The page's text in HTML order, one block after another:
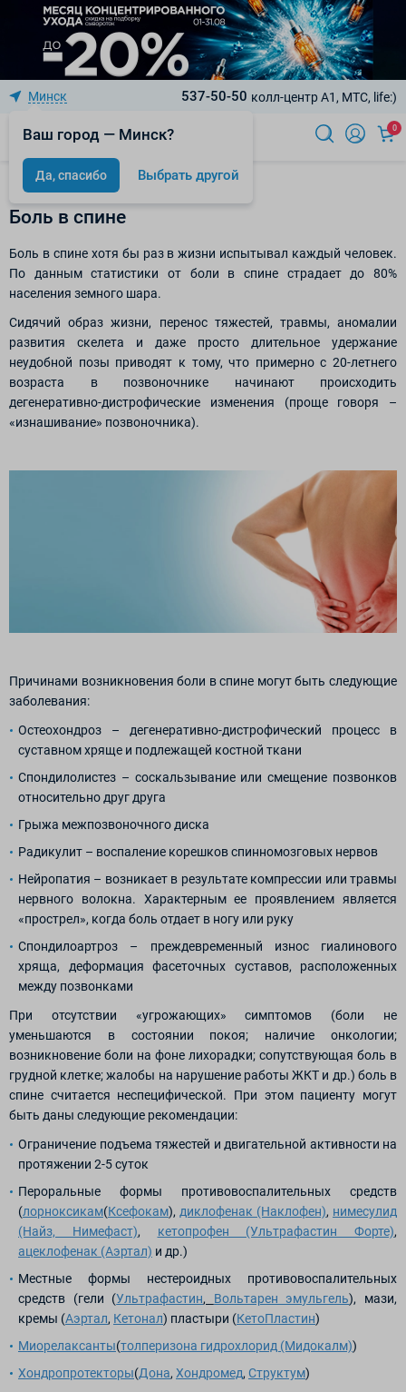
Минск
Ваш город — Минск?
Да, спасибо Выбрать другой
537-50-50 колл-центр A1, МТС, life:)
0
Статьи
Боль в спине
Боль в спине хотя бы раз в жизни испытывал каждый человек.
По данным статистики от боли в спине страдает до 80%
населения земного шара.
Сидячий образ жизни, перенос тяжестей, травмы, аномалии
развития скелета и даже просто длительное удержание
неудобной позы приводят к тому, что примерно с 20-летнего
возраста в позвоночнике начинают происходить
дегенеративно-дистрофические изменения (проще говоря –
«изнашивание» позвоночника).
Причинами возникновения боли в спине могут быть следующие
заболевания:
Остеохондроз – дегенеративно-дистрофический процесс в
суставном хряще и подлежащей костной ткани
Спондилолистез – соскальзывание или смещение позвонков
относительно друг друга
Грыжа межпозвоночного диска
Радикулит – воспаление корешков спинномозговых нервов
Нейропатия – возникает в результате компрессии или травмы
нервного волокна. Характерным ее проявлением является
«прострел», когда боль отдает в ногу или руку
Спондилоартроз – преждевременный износ гиалинового
хряща, деформация фасеточных суставов, расположенных
между позвонками
При отсутствии «угрожающих» симптомов (боли не
уменьшаются в состоянии покоя; наличие онкологии;
возникновение боли на фоне лихорадки; сопутствующая боль в
грудной клетке; жалобы на нарушение работы ЖКТ и др.) боль в
спине считается неспецифической. При этом пациенту могут
быть даны следующие рекомендации:
Ограничение подъема тяжестей и двигательной активности на
протяжении 2-5 суток
Пероральные формы противовоспалительных средств
(лорноксикам(Ксефокам), диклофенак (Наклофен), нимесулид
(Найз, Нимефаст), кетопрофен (Ультрафастин Форте),
ацеклофенак (Аэртал) и др.)
Местные формы нестероидных противовоспалительных
средств (гели (Ультрафастин, Вольтарен эмульгель), мази,
кремы (Аэртал, Кетонал) пластыри (КетоПластин)
Миорелаксанты(толперизона гидрохлорид (Мидокалм))
Хондропротекторы(Дона, Хондромед, Структум)